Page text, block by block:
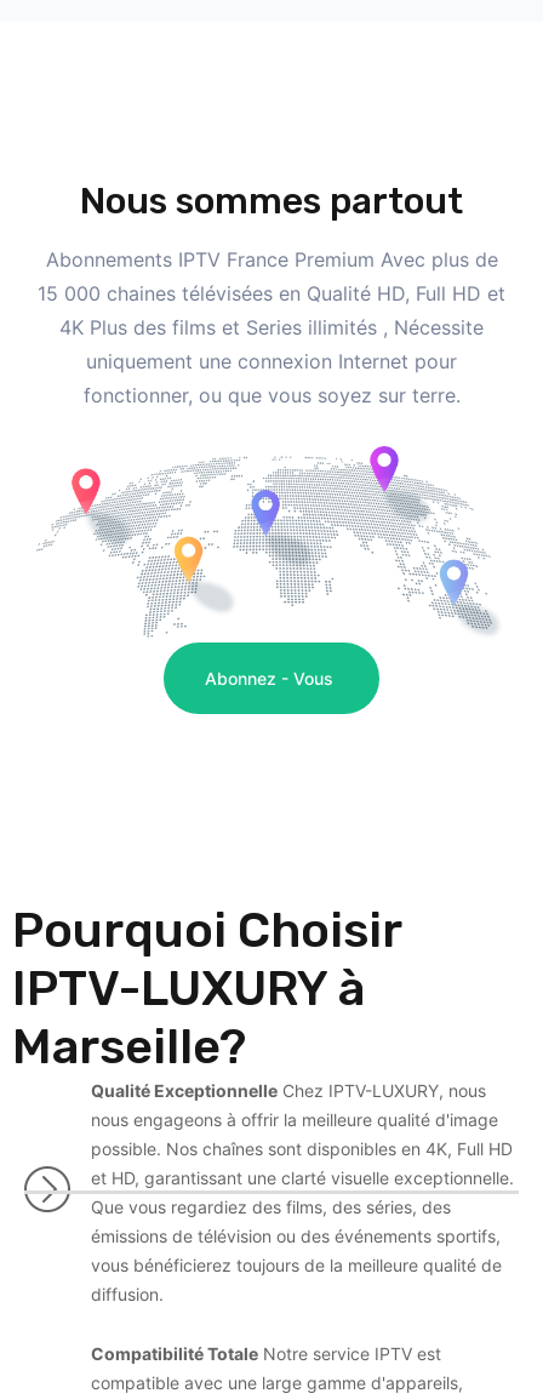
Nous sommes partout
Abonnements IPTV France Premium Avec plus de
15 000 chaines télévisées en Qualité HD, Full HD et
4K Plus des films et Series illimités , Nécessite
uniquement une connexion Internet pour
fonctionner, ou que vous soyez sur terre.
Abonnez - Vous
Pourquoi Choisir
IPTV-LUXURY à
Marseille?
Qualité Exceptionnelle Chez IPTV-LUXURY, nous
nous engageons à offrir la meilleure qualité d'image
possible. Nos chaînes sont disponibles en 4K, Full HD
et HD, garantissant une clarté visuelle exceptionnelle.
Que vous regardiez des films, des séries, des
émissions de télévision ou des événements sportifs,
vous bénéficierez toujours de la meilleure qualité de
diffusion.
Compatibilité Totale Notre service IPTV est
compatible avec une large gamme d'appareils,